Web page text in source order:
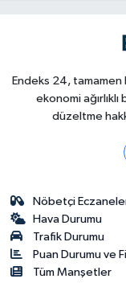
Endeks 24, tamamen
ekonomi
düzeltme
Nöbetçi
Hava Durumu
Trafik Durumu
Puan Durumu ve
Tüm Manşetler